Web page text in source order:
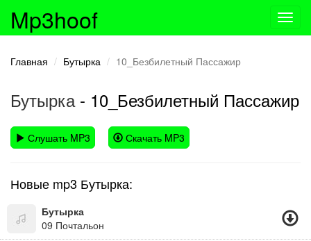
Mp3hoof
Главная Бутырка 10_Безбилетный Пассажир
Бутырка- 10_Безбилетный Пассажир
Слушать MP3 Скачать MP3
Новые mp3 Бутырка:
Бутырка
09 Почтальон